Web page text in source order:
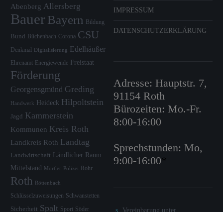
Abenberg Allersberg
Bauer Bayern Bildung
Bund Büchenbach Corona CSU
Denkmal Digitalisierung Edelhäußer
Ehrenamt Energiewende Freistaat
Förderung
Georgensgmünd Greding
Handwerk Heideck Hilpoltstein
Jagd Kammerstein
Kommunen Kreis Roth
Landkreis Roth Landtag
Landwirtschaft Ländlicher Raum
Mittelstand Mortler Polizei Rohr
Roth Röttenbach
Schlüsselzuweisungen Schwanstetten
Sicherheit Spalt Sport Söder
IMPRESSUM
DATENSCHUTZERKLÄRUNG
Adresse: Hauptstr. 7,
91154 Roth
Bürozeiten: Mo.-Fr.
8:00-16:00
Sprechstunden: Mo,
9:00-16:00*
Vereinbarung unter